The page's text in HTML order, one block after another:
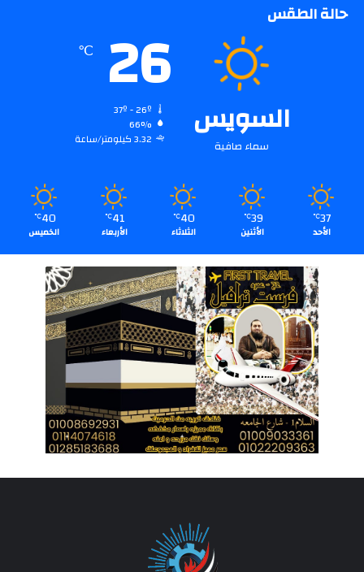
حالة الطقس
السويس
سماء صافية
26
℃
66%
3.32 كيلومتر/ساعة
37
℃
الأحد
39
℃
الأثنين
40
℃
الثلاثاء
41
℃
الأربعاء
40
℃
الخميس